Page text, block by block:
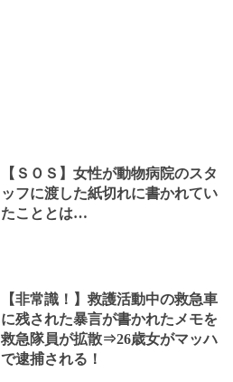
【ＳＯＳ】女性が動物病院のスタ
ッフに渡した紙切れに書かれてい
たこととは…
【非常識！】救護活動中の救急車
に残された暴言が書かれたメモを
救急隊員が拡散⇒26歳女がマッハ
で逮捕される！